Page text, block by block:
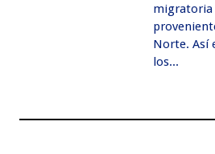
migratoria
Norte. Así
los...